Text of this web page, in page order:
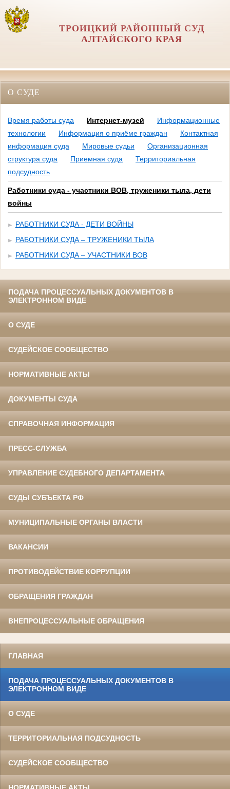
ТРОИЦКИЙ РАЙОННЫЙ СУД
АЛТАЙСКОГО КРАЯ
О СУДЕ
Время работы суда Интернет-музей
Информационные
технологии
Информация о приёме граждан
Контактная
информация суда
Мировые судьи
Организационная
структура суда
Приемная суда
Территориальная
подсудность
Работники суда - участники ВОВ, труженики тыла, дети
войны
РАБОТНИКИ СУДА - ДЕТИ ВОЙНЫ
РАБОТНИКИ СУДА – ТРУЖЕНИКИ ТЫЛА
РАБОТНИКИ СУДА – УЧАСТНИКИ ВОВ
ПОДАЧА ПРОЦЕССУАЛЬНЫХ ДОКУМЕНТОВ В
ЭЛЕКТРОННОМ ВИДЕ
О СУДЕ
СУДЕЙСКОЕ СООБЩЕСТВО
НОРМАТИВНЫЕ АКТЫ
ДОКУМЕНТЫ СУДА
СПРАВОЧНАЯ ИНФОРМАЦИЯ
ПРЕСС-СЛУЖБА
УПРАВЛЕНИЕ СУДЕБНОГО ДЕПАРТАМЕНТА
СУДЫ СУБЪЕКТА РФ
МУНИЦИПАЛЬНЫЕ ОРГАНЫ ВЛАСТИ
ВАКАНСИИ
ПРОТИВОДЕЙСТВИЕ КОРРУПЦИИ
ОБРАЩЕНИЯ ГРАЖДАН
ВНЕПРОЦЕССУАЛЬНЫЕ ОБРАЩЕНИЯ
ГЛАВНАЯ
ПОДАЧА ПРОЦЕССУАЛЬНЫХ ДОКУМЕНТОВ В
ЭЛЕКТРОННОМ ВИДЕ
О СУДЕ
ТЕРРИТОРИАЛЬНАЯ ПОДСУДНОСТЬ
СУДЕЙСКОЕ СООБЩЕСТВО